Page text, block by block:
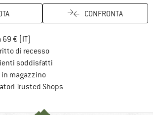
CONFRONTA
69 € (IT)
di recessoVai alla politica di recesso qui
soddisfatti
magazzino
Trusted Shops